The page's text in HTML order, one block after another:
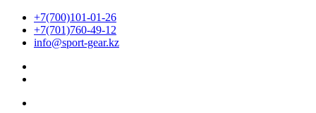
+7(700)101-01-26
+7(701)760-49-12
info@sport-gear.kz